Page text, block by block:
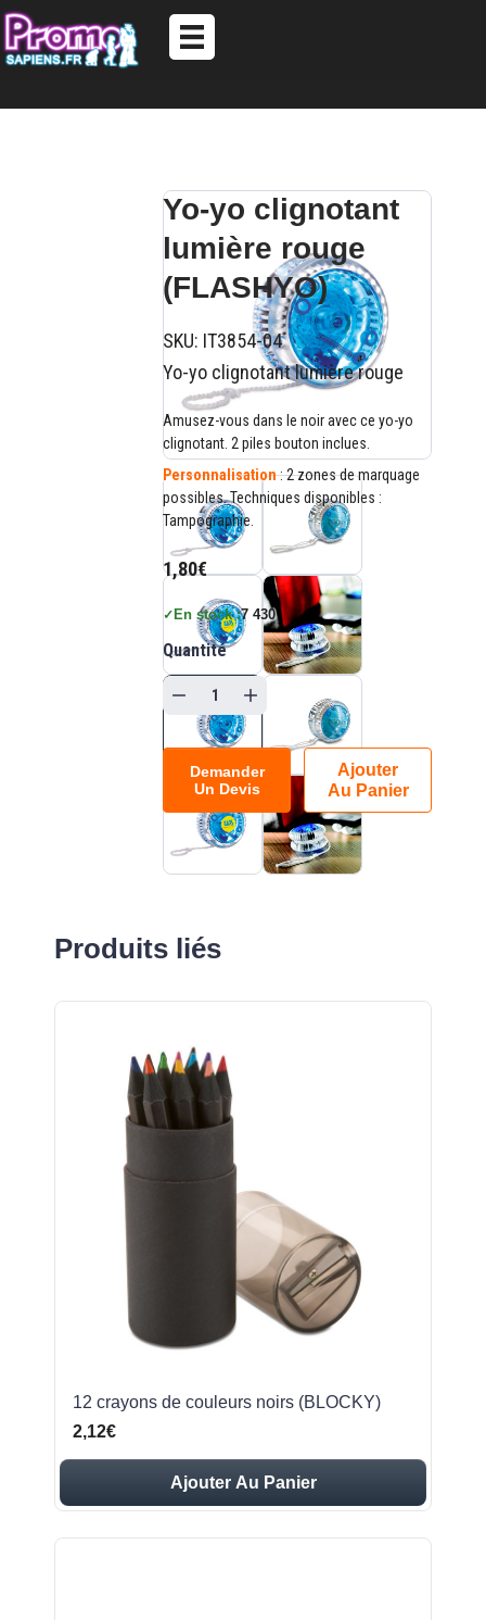
Yo-yo clignotant
lumière rouge
(FLASHYO)
SKU: IT3854-04
Yo-yo clignotant lumière rouge
Amusez-vous dans le noir avec ce yo-yo
clignotant. 2 piles bouton inclues.
Personnalisation: 2 zones de marquage
possibles. Techniques disponibles :
Tampographie.
1,80€
✓ En stock :7 430
Quantité
Demander
Un Devis
Ajouter
Au Panier
Produits liés
12 crayons de couleurs noirs (BLOCKY)
2,12€
Ajouter Au Panier